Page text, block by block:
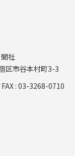
社
区市谷本村町3-3
FAX : 03-3268-0710